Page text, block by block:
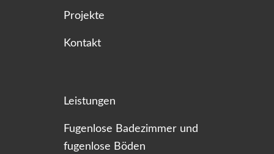
Projekte
Kontakt
Leistungen
Fugenlose Badezimmer und
fugenlose Böden